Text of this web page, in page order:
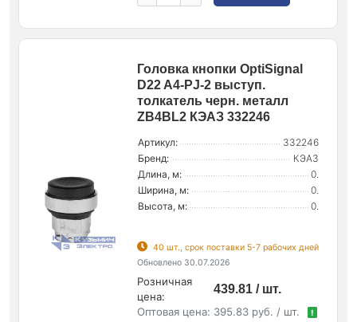
Головка кнопки OptiSignal
D22 A4-PJ-2 выступ.
толкатель черн. металл
ZB4BL2 КЭАЗ 332246
Артикул:
332246
Бренд:
КЭАЗ
Длина, м:
0.
Ширина, м:
0.
Высота, м:
0.
40 шт., срок поставки 5-7 рабочих дней
Обновлено 30.07.2026
Розничная
цена:
439.81 / шт.
Оптовая цена: 395.83 руб. / шт. !